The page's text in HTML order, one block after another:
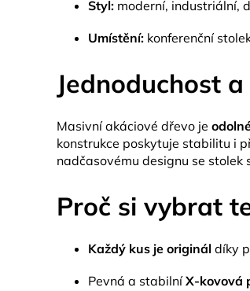
Styl: moderní, industriální,
Umístění: konferenční
Jednoduchost
Masivní akáciové dřevo je
konstrukce poskytuje stabilitu i
nadčasovému designu se
Proč si vybrat
Každý kus je originál díky
Pevná a stabilníX-kovová